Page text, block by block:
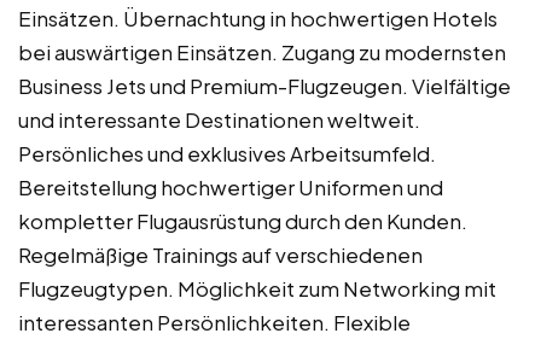
Einsätzen. Übernachtung in hochwertigen Hotels
bei auswärtigen Einsätzen. Zugang zu modernsten
Business Jets und Premium-Flugzeugen. Vielfältige
und interessante Destinationen weltweit.
Persönliches und exklusives Arbeitsumfeld.
Bereitstellung hochwertiger Uniformen und
kompletter Flugausrüstung durch den Kunden.
Regelmäßige Trainings auf verschiedenen
Flugzeugtypen. Möglichkeit zum Networking mit
interessanten Persönlichkeiten. Flexible